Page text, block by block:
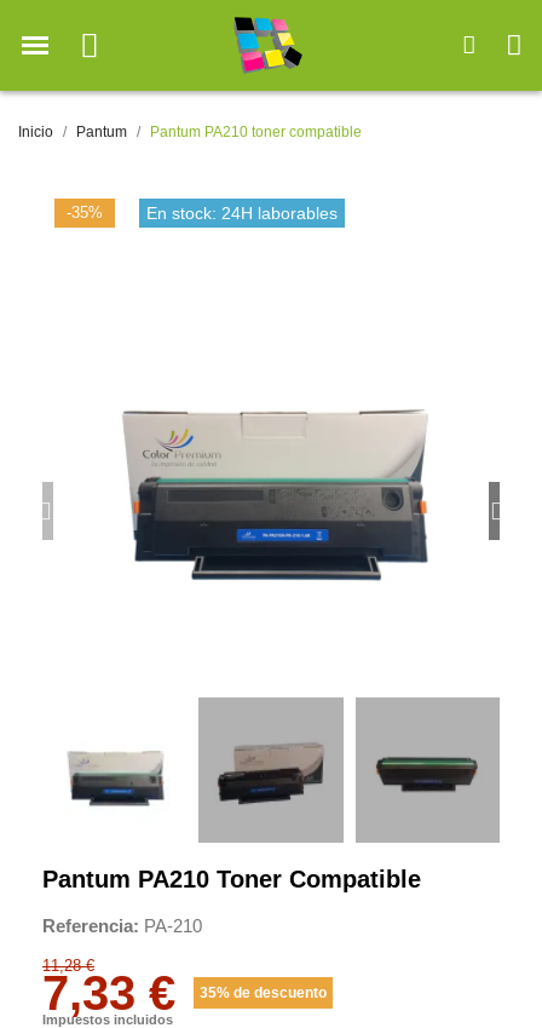
Inicio Pantum Pantum PA210 toner compatible
-35% En stock: 24H laborables
Pantum PA210 Toner Compatible
Referencia PA-210
11,28 €
7,33 € 35% de descuento
Impuestos incluidos